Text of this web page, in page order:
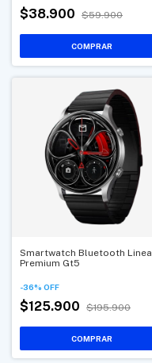
$38.900 $59.900
Smartwatch Bluetooth Linea
Premium Gt5
-36% OFF
$125.900 $195.900